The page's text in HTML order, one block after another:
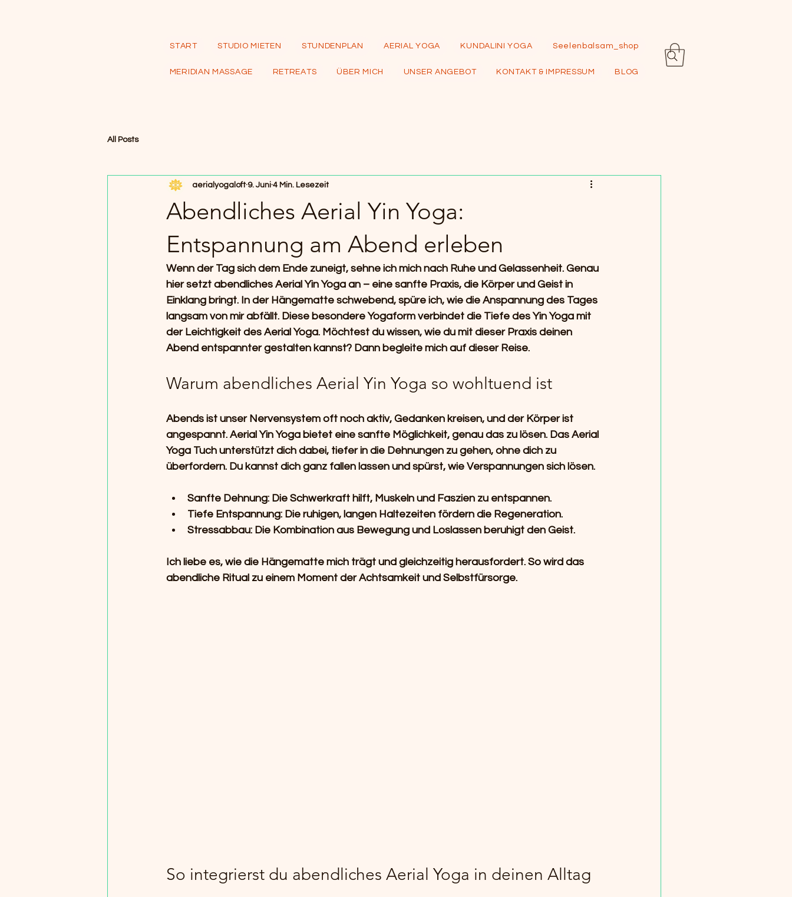
START STUDIO MIETEN STUNDENPLAN AERIAL YOGA KUNDALINI YOGA Seelenbalsam_shop
MERIDIAN MASSAGE RETREATS ÜBER MICH UNSER ANGEBOT KONTAKT & IMPRESSUM BLOG
All Posts
Abendliches Aerial Yin Yoga:
Entspannung am Abend erleben
aerialyogaloft 9. Juni 4 Min. Lesezeit
Wenn der Tag sich dem Ende zuneigt, sehne ich mich nach Ruhe und Gelassenheit. Genau
hier setzt abendliches Aerial Yin Yoga an – eine sanfte Praxis, die Körper und Geist in
Einklang bringt. In der Hängematte schwebend, spüre ich, wie die Anspannung des Tages
langsam von mir abfällt. Diese besondere Yogaform verbindet die Tiefe des Yin Yoga mit
der Leichtigkeit des Aerial Yoga. Möchtest du wissen, wie du mit dieser Praxis deinen
Abend entspannter gestalten kannst? Dann begleite mich auf dieser Reise.
Warum abendliches Aerial Yin Yoga so wohltuend ist
Abends ist unser Nervensystem oft noch aktiv, Gedanken kreisen, und der Körper ist
angespannt. Aerial Yin Yoga bietet eine sanfte Möglichkeit, genau das zu lösen. Das Aerial
Yoga Tuch unterstützt dich dabei, tiefer in die Dehnungen zu gehen, ohne dich zu
überfordern. Du kannst dich ganz fallen lassen und spürst, wie Verspannungen sich lösen.
Sanfte Dehnung: Die Schwerkraft hilft, Muskeln und Faszien zu entspannen.
Tiefe Entspannung: Die ruhigen, langen Haltezeiten fördern die Regeneration.
Stressabbau: Die Kombination aus Bewegung und Loslassen beruhigt den Geist.
Ich liebe es, wie die Hängematte mich trägt und gleichzeitig herausfordert. So wird das
abendliche Ritual zu einem Moment der Achtsamkeit und Selbstfürsorge.
So integrierst du abendliches Aerial Yoga in deinen Alltag